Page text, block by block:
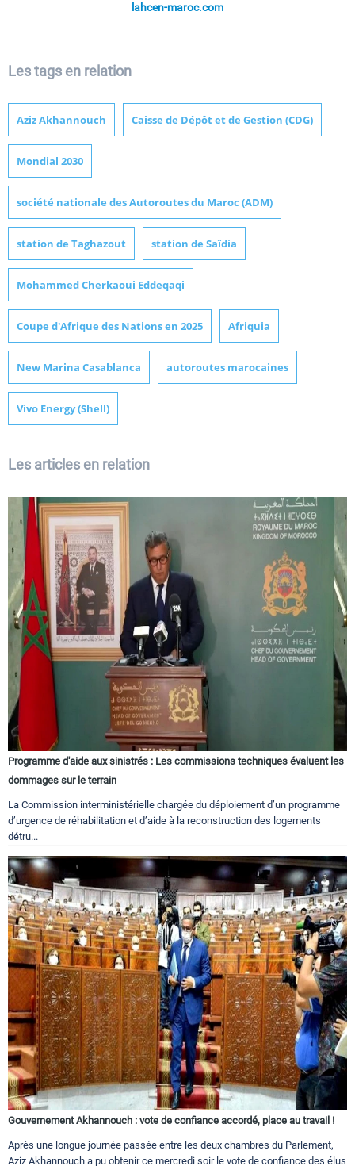
lahcen-maroc.com
Les tags en relation
Aziz Akhannouch Caisse de Dépôt et de Gestion (CDG)
Mondial 2030
société nationale des Autoroutes du Maroc (ADM)
station de Taghazout station de Saïdia
Mohammed Cherkaoui Eddeqaqi
Coupe d'Afrique des Nations en 2025 Afriquia
New Marina Casablanca autoroutes marocaines
Vivo Energy (Shell)
Les articles en relation
Programme d'aide aux sinistrés : Les commissions techniques évaluent les
dommages sur le terrain
La Commission interministérielle chargée du déploiement d’un programme
d’urgence de réhabilitation et d’aide à la reconstruction des logements
détru...
Gouvernement Akhannouch : vote de confiance accordé, place au travail !
Après une longue journée passée entre les deux chambres du Parlement,
Aziz Akhannouch a pu obtenir ce mercredi soir le vote de confiance des élus